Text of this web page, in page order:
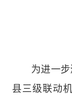
为进一
县三级联动机